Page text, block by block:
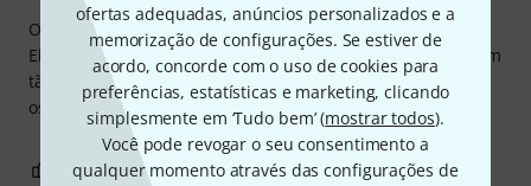
ofertas adequadas, anúncios personalizados e a
memorização de configurações. Se estiver de
acordo, concorde com o uso de cookies para
preferências, estatísticas e marketing, clicando
simplesmente em ‘Tudo bem’ (mostrar todos).
Você pode revogar o seu consentimento a
qualquer momento através das configurações de
O Schertler Dyn-C-P48 é infinitamente melhor que o
Ehrlund Micro. O preço de € 499 é alto demais para um som
tão ruim. Parece mais um captador de € 100. Experimentei
os Micros para amplificar meu violoncelo.
1 REPORTAR A CRÍTICA